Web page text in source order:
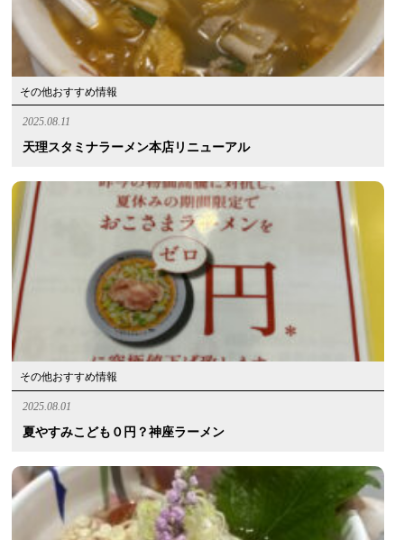
その他おすすめ情報
2025.08.11
天理スタミナラーメン本店リニューアル
その他おすすめ情報
2025.08.01
夏やすみこども０円？神座ラーメン